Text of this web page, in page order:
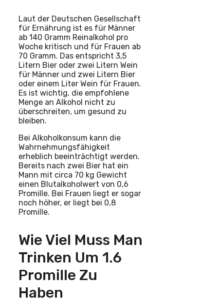
Laut der Deutschen Gesellschaft
für Ernährung ist es für Männer
ab 140 Gramm Reinalkohol pro
Woche kritisch und für Frauen ab
70 Gramm. Das entspricht 3,5
Litern Bier oder zwei Litern Wein
für Männer und zwei Litern Bier
oder einem Liter Wein für Frauen.
Es ist wichtig, die empfohlene
Menge an Alkohol nicht zu
überschreiten, um gesund zu
bleiben.
Bei Alkoholkonsum kann die
Wahrnehmungsfähigkeit
erheblich beeinträchtigt werden.
Bereits nach zwei Bier hat ein
Mann mit circa 70 kg Gewicht
einen Blutalkoholwert von 0,6
Promille. Bei Frauen liegt er sogar
noch höher, er liegt bei 0,8
Promille.
Wie Viel Muss Man
Trinken Um 1.6
Promille Zu
Haben